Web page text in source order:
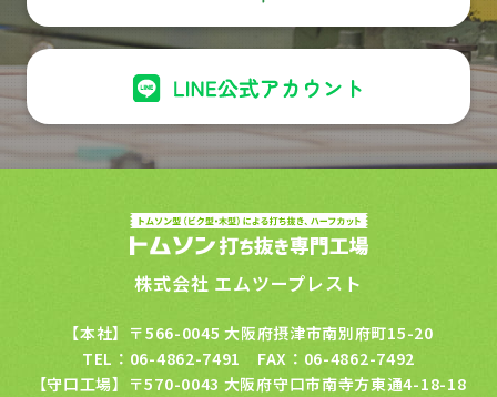
株式会社 エムツープレスト
【本社】〒566-0045 大阪府摂津市南別府町15-20
TEL：06-4862-7491 FAX：06-4862-7492
【守口工場】〒570-0043 大阪府守口市南寺方東通4-18-18